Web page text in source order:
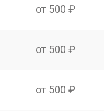
от 500 ₽
от 500 ₽
от 500 ₽